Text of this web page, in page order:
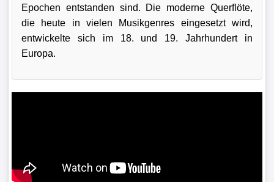
Epochen entstanden sind. Die moderne Querflöte,
die heute in vielen Musikgenres eingesetzt wird,
entwickelte sich im 18. und 19. Jahrhundert in
Europa.